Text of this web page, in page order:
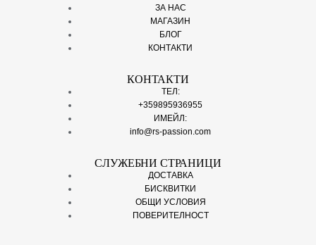
ЗА НАС
МАГАЗИН
БЛОГ
КОНТАКТИ
КОНТАКТИ
ТЕЛ:
+359895936955
ИМЕЙЛ:
info@rs-passion.com
СЛУЖЕБНИ СТРАНИЦИ
ДОСТАВКА
БИСКВИТКИ
ОБЩИ УСЛОВИЯ
ПОВЕРИТЕЛНОСТ